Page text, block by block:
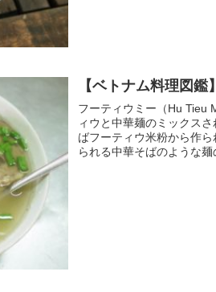
【ベトナム料理図
フーティウミー（Hu Tieu
ィウと中華麺のミックス
ばフーティウ米粉から作
られる中華そばのような麺